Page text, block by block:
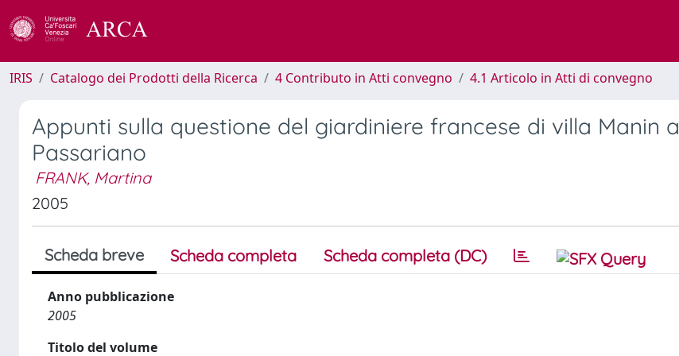
IRIS Catalogo dei Prodotti della Ricerca 4 Contributo in Atti convegno 4.1 Articolo in Atti di convegno
Appunti sulla questione del giardiniere francese di villa Manin a
Passariano
FRANK, Martina
2005
Scheda breve Scheda completa Scheda completa (DC)
Anno pubblicazione
2005
Titolo del volume